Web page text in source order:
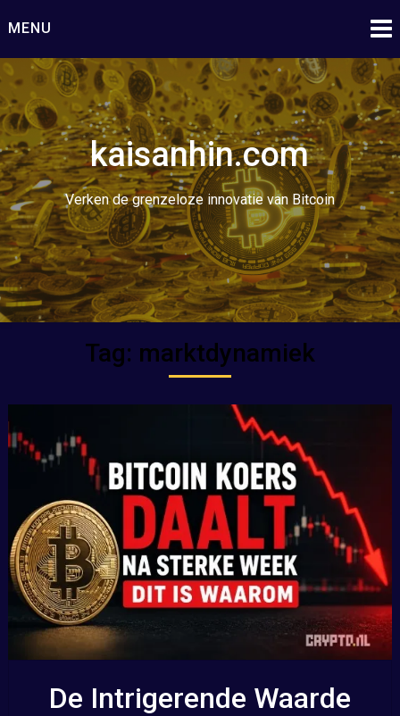
naar
inhoud
MENU
kaisanhin.com
Verken de grenzeloze innovatie van Bitcoin
Tag: marktdynamiek
De Intrigerende Waarde